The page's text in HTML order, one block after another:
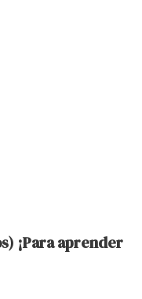
¡Para aprender